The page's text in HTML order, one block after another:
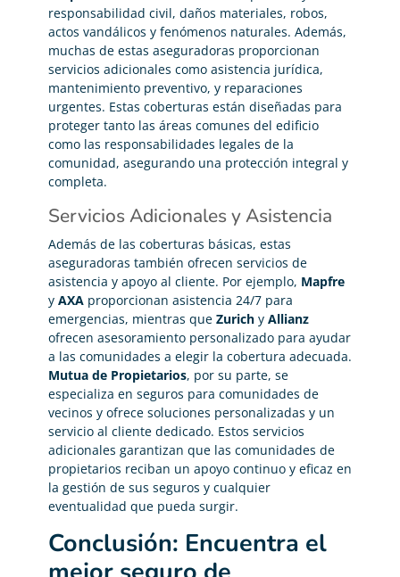
responsabilidad civil, daños materiales, robos,
actos vandálicos y fenómenos naturales. Además,
muchas de estas aseguradoras proporcionan
servicios adicionales como asistencia jurídica,
mantenimiento preventivo, y reparaciones
urgentes. Estas coberturas están diseñadas para
proteger tanto las áreas comunes del edificio
como las responsabilidades legales de la
comunidad, asegurando una protección integral y
completa.
Servicios Adicionales y Asistencia
Además de las coberturas básicas, estas
aseguradoras también ofrecen servicios de
asistencia y apoyo al cliente. Por ejemplo, Mapfre
y AXA proporcionan asistencia 24/7 para
emergencias, mientras que Zurich y Allianz
ofrecen asesoramiento personalizado para ayudar
a las comunidades a elegir la cobertura adecuada.
Mutua de Propietarios, por su parte, se
especializa en seguros para comunidades de
vecinos y ofrece soluciones personalizadas y un
servicio al cliente dedicado. Estos servicios
adicionales garantizan que las comunidades de
propietarios reciban un apoyo continuo y eficaz en
la gestión de sus seguros y cualquier
eventualidad que pueda surgir.
Conclusión: Encuentra el